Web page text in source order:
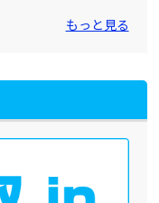
もっと見る